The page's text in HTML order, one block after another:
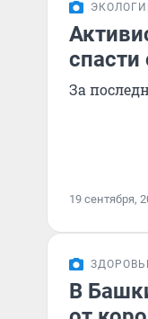
За
19 сентября,
В